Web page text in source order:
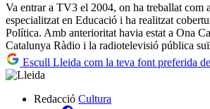
Va entrar a TV3 el 2004, on ha treballat com
especialitzat en Educació i ha realitzat
Política. Amb anterioritat havia estat a Ona
Catalunya Ràdio i la radiotelevisió pública
Escull Lleida com la teva font preferida
Redacció Cultura